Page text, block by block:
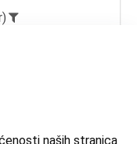
naših stranica